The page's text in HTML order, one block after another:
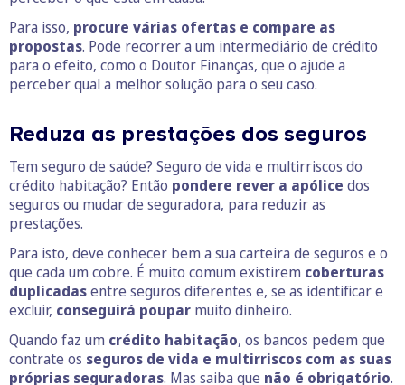
Para isso, procure várias ofertas e compare as
propostas. Pode recorrer a um intermediário de crédito
para o efeito, como o Doutor Finanças, que o ajude a
perceber qual a melhor solução para o seu caso.
Reduza as prestações dos seguros
Tem seguro de saúde? Seguro de vida e multirriscos do
crédito habitação? Então pondere rever a apólice dos
seguros ou mudar de seguradora, para reduzir as
prestações.
Para isto, deve conhecer bem a sua carteira de seguros e o
que cada um cobre. É muito comum existirem coberturas
duplicadasentre seguros diferentes e, se as identificar e
excluir, conseguirá poupar muito dinheiro.
Quando faz um crédito habitação, os bancos pedem que
contrate os seguros de vida e multirriscos com as suas
próprias seguradoras. Mas saiba que não é obrigatório.